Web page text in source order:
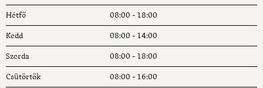
Hétfő 08:00 - 18:00
Kedd 08:00 - 14:00
Szerda 08:00 - 18:00
Csütörtök 08:00 - 16:00